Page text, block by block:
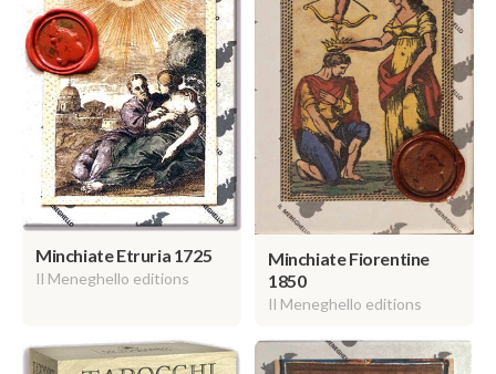
Minchiate Etruria 1725
Il Meneghello editions
Minchiate Fiorentine
1850
Il Meneghello editions